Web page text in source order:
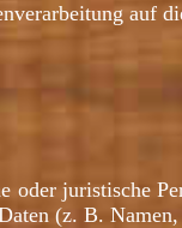
auf
oder juristische
(z. B.